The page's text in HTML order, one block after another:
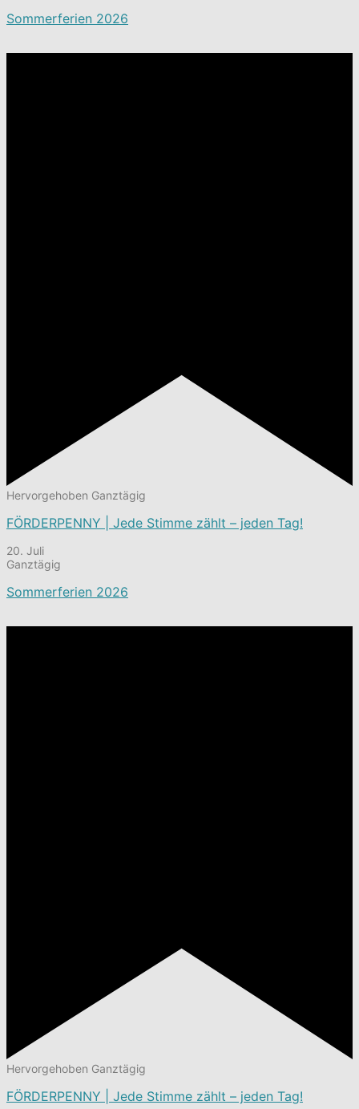
Sommerferien 2026
Hervorgehoben Ganztägig
FÖRDERPENNY | Jede Stimme zählt – jeden Tag!
20. Juli
Ganztägig
Sommerferien 2026
Hervorgehoben Ganztägig
FÖRDERPENNY | Jede Stimme zählt – jeden Tag!